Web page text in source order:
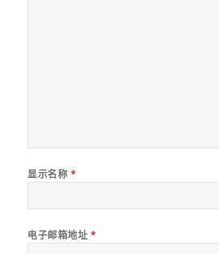
显示名称 *
电子邮箱地址 *